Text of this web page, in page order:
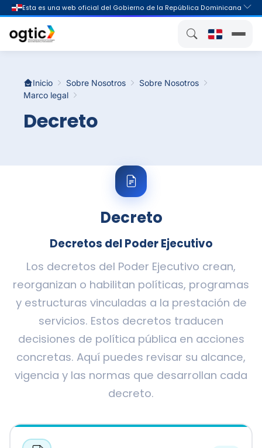
Inicio Sobre Nosotros
Sobre Nosotros
Marco legal
Decreto
Decreto
Decretos del Poder Ejecutivo
Los decretos del Poder Ejecutivo crean,
reorganizan o habilitan políticas, programas
y estructuras vinculadas a la prestación de
servicios. Estos decretos traducen
decisiones de política pública en acciones
concretas. Aquí puedes revisar su alcance,
vigencia y las normas que desarrollan cada
decreto.